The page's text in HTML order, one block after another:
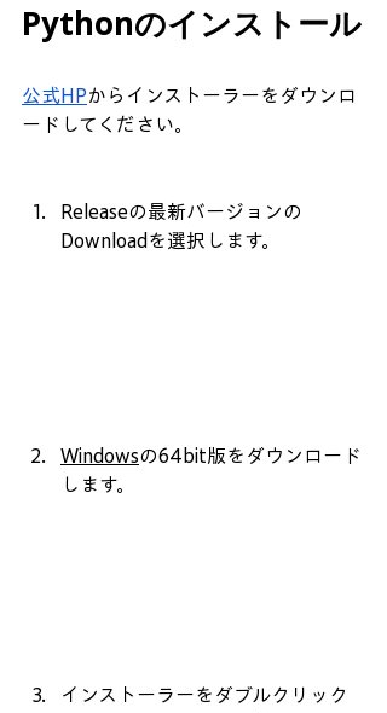
Pythonのインストール
公式HPからインストーラーをダウンロ
ードしてください。
Releaseの最新バージョンの
Downloadを選択します。
Windowsの64bit版をダウンロード
します。
インストーラーをダブルクリック